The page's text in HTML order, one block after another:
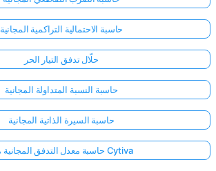
حاسبة الاحتمالية التراكمية المجانية
حلّال تدفق التيار الحر
حاسبة النسبة المتداولة المجانية
حاسبة السيرة الذاتية المجانية
حاسبة معدل التدفق المجانية من Cytiva